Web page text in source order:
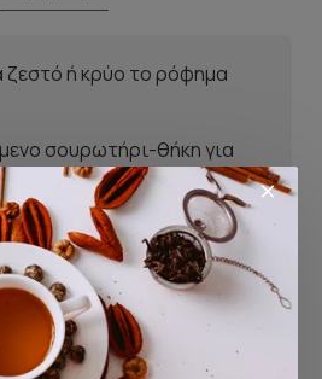
ή κρύο το ρόφημα
σουρωτήρι-θήκη για
ποτέ το θερμός με